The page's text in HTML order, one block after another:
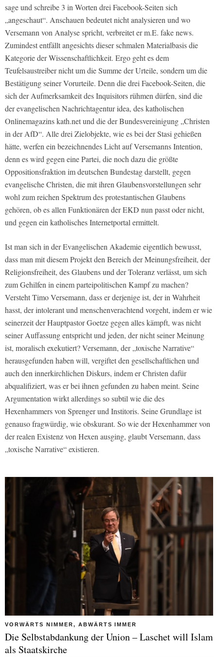
sage und schreibe 3 in Worten drei Facebook-Seiten sich
„angeschaut“. Anschauen bedeutet nicht analysieren und wo
Versemann von Analyse spricht, verbreitet er m.E. fake news.
Zumindest entfällt angesichts dieser schmalen Materialbasis die
Kategorie der Wissenschaftlichkeit. Ergo geht es dem
Teufelsaustreiber nicht um die Summe der Urteile, sondern um die
Bestätigung seiner Vorurteile. Denn die drei Facebook-Seiten, die
sich der Aufmerksamkeit des Inquisitors rühmen dürfen, sind die
der evangelischen Nachrichtagentur idea, des katholischen
Onlinemagazins kath.net und die der Bundesvereinigung „Christen
in der AfD“. Alle drei Zielobjekte, wie es bei der Stasi gehießen
hätte, werfen ein bezeichnendes Licht auf Versemanns Intention,
denn es wird gegen eine Partei, die noch dazu die größte
Oppositionsfraktion im deutschen Bundestag darstellt, gegen
evangelische Christen, die mit ihren Glaubensvorstellungen sehr
wohl zum reichen Spektrum des protestantischen Glaubens
gehören, ob es allen Funktionären der EKD nun passt oder nicht,
und gegen ein katholisches Internetportal ermittelt.
Ist man sich in der Evangelischen Akademie eigentlich bewusst,
dass man mit diesem Projekt den Bereich der Meinungsfreiheit, der
Religionsfreiheit, des Glaubens und der Toleranz verlässt, um sich
zum Gehilfen in einem parteipolitischen Kampf zu machen?
Versteht Timo Versemann, dass er derjenige ist, der in Wahrheit
hasst, der intolerant und menschenverachtend vorgeht, indem er wie
seinerzeit der Hauptpastor Goetze gegen alles kämpft, was nicht
seiner Auffassung entspricht und jeden, der nicht seiner Meinung
ist, moralisch exekutiert? Versemann, der „toxische Narrative“
herausgefunden haben will, vergiftet den gesellschaftlichen und
auch den innerkirchlichen Diskurs, indem er Christen dafür
abqualifiziert, was er bei ihnen gefunden zu haben meint. Seine
Argumentation wirkt allerdings so subtil wie die des
Hexenhammers von Sprenger und Institoris. Seine Grundlage ist
genauso fragwürdig, wie obskurant. So wie der Hexenhammer von
der realen Existenz von Hexen ausging, glaubt Versemann, dass
„toxische Narrative“ existieren.
VORWÄRTS NIMMER, ABWÄRTS IMMER
Die Selbstabdankung der Union – Laschet will Islam
als Staatskirche